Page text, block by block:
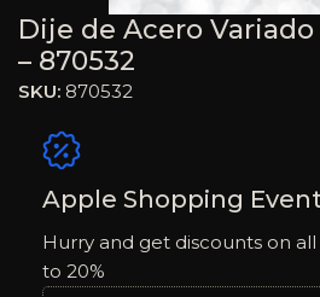
Dije de Acero
– 870532
SKU: 870532
Apple Shopping
Hurry and get discounts on
to 20%